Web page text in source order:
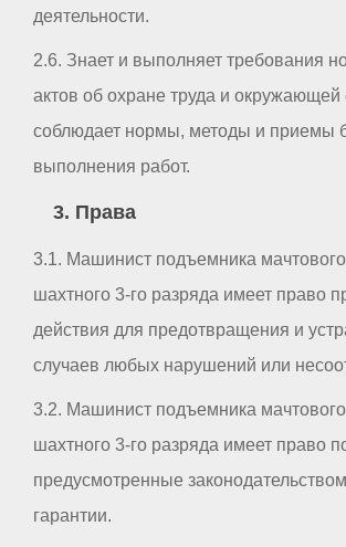
деятельности.
2.6. Знает и выполняет требования
актов об охране труда и окружающей
соблюдает нормы, методы и приемы
выполнения работ.
3. Права
3.1. Машинист подъемника
шахтного 3-го разряда имеет право
действия для предотвращения и
случаев любых нарушений или
3.2. Машинист подъемника
шахтного 3-го разряда имеет право
предусмотренные
гарантии.